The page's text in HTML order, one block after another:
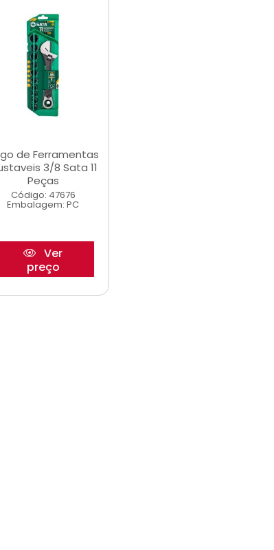
de Ferramentas
3/8 Sata 11
Peças
Código: 47676
Embalagem: PC
Ver
preço